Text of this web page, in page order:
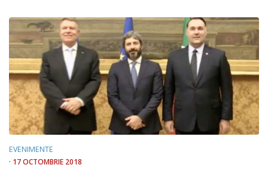
EVENIMENTE
· 17 OCTOMBRIE 2018